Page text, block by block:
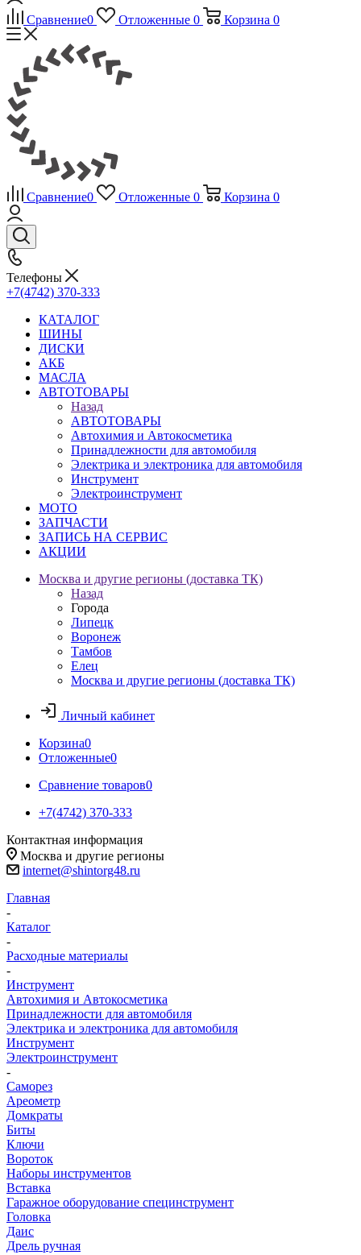
Сравнение0 Отложенные 0 Корзина 0
Сравнение0 Отложенные 0 Корзина 0
Телефоны
+7(4742) 370-333
КАТАЛОГ
ШИНЫ
ДИСКИ
АКБ
МАСЛА
АВТОТОВАРЫ
Назад
АВТОТОВАРЫ
Автохимия и Автокосметика
Принадлежности для автомобиля
Электрика и электроника для автомобиля
Инструмент
Электроинструмент
МОТО
ЗАПЧАСТИ
ЗАПИСЬ НА СЕРВИС
АКЦИИ
Москва и другие регионы (доставка ТК)
Назад
Города
Липецк
Воронеж
Тамбов
Елец
Москва и другие регионы (доставка ТК)
Личный кабинет
Корзина0
Отложенные0
Сравнение товаров0
+7(4742) 370-333
Контактная информация
Москва и другие регионы
internet@shintorg48.ru
Главная
-
Каталог
-
Расходные материалы
-
Инструмент
Автохимия и Автокосметика
Принадлежности для автомобиля
Электрика и электроника для автомобиля
Инструмент
Электроинструмент
-
Саморез
Ареометр
Домкраты
Биты
Ключи
Вороток
Наборы инструментов
Вставка
Гаражное оборудование специнструмент
Головка
Даис
Дрель ручная